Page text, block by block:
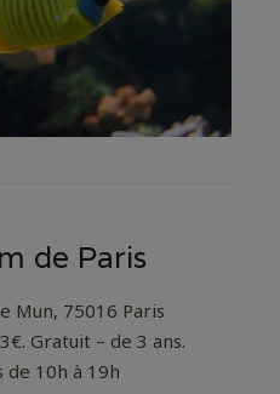
de Paris
Mun, 75016 Paris
Gratuit – de 3 ans.
de 10h à 19h